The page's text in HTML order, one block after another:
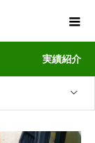
実績紹介